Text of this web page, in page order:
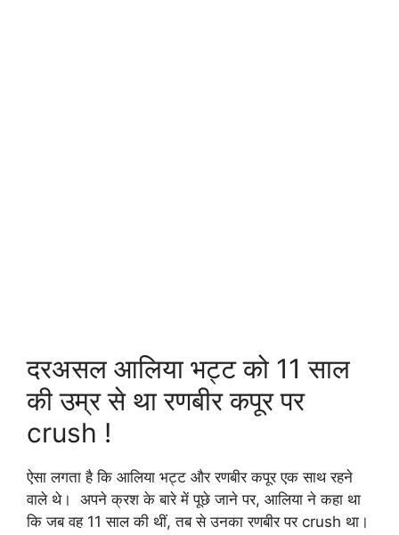
दरअसल आलिया भट्ट को 11 साल
की उम्र से था रणबीर कपूर पर
crush !
ऐसा लगता है कि आलिया भट्ट और रणबीर कपूर एक साथ रहने
वाले थे। अपने क्रश के बारे में पूछे जाने पर, आलिया ने कहा था
कि जब वह 11 साल की थीं, तब से उनका रणबीर पर crush था।